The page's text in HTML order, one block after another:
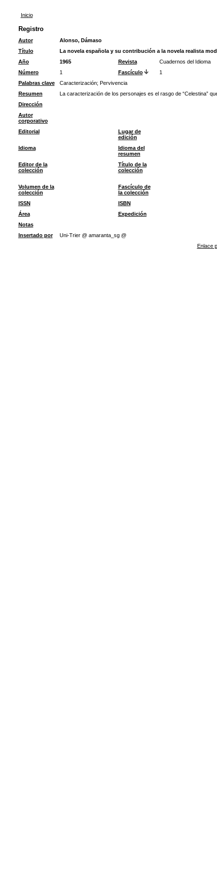
Inicio
Registro
Autor
Alonso, Dámaso
Título
La novela española y su contribución a la novela realista
Año
1965 Revista
Cuadernos del Idioma
Número
1 Fascículo
1
Palabras clave
Caracterización; Pervivencia
Resumen
La caracterización de los personajes es el rasgo de “Celestina”
Dirección
Autor
corporativo
Editorial
Lugar de
edición
Idioma
Idioma del
resumen
Editor de la
colección
Título de la
colección
Volumen de la
colección
Fascículo de
la colección
ISSN
ISBN
Área
Expedición
Notas
Insertado por
Uni-Trier @ amaranta_sg @
Enlace